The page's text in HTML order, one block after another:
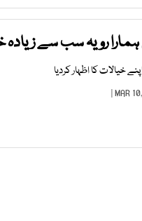
رویہ سب سے زیادہ
خیالات کا اظہار کردیا